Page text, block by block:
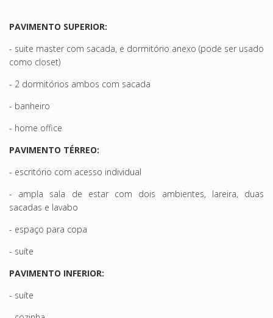
PAVIMENTO SUPERIOR:
- suite master com sacada, e dormitório anexo (pode ser usado
como closet)
- 2 dormitórios ambos com sacada
- banheiro
- home office
PAVIMENTO TÉRREO:
- escritório com acesso individual
- ampla sala de estar com dois ambientes, lareira, duas
sacadas e lavabo
- espaço para copa
- suíte
PAVIMENTO INFERIOR:
- suíte